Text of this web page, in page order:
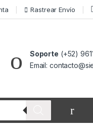
Rastrear Envío
Soporte (+52)
Email: